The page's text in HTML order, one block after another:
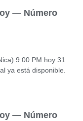
— Número
9:00 PM hoy 31
ya está disponible.
— Número